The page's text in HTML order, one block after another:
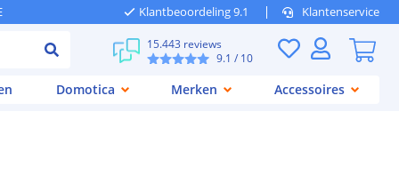
Klantbeoordeling 9.1 Klantenservice
15.443 reviews
9.1 / 10
Domotica Merken Accessoires